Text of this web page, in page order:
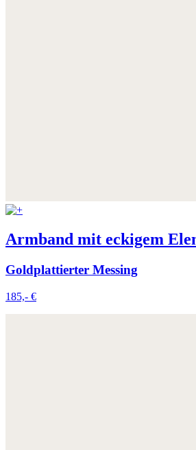
Armband mit eckigem
Goldplattierter Messing
185,- €